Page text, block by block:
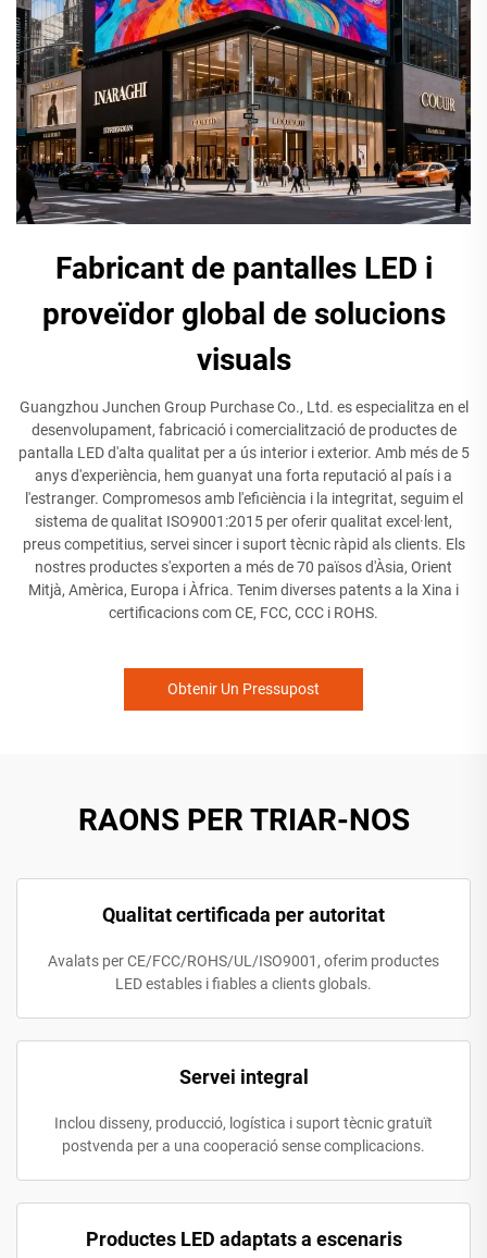
Fabricant de pantalles LED i
proveïdor global de solucions
visuals
Guangzhou Junchen Group Purchase Co., Ltd. es especialitza en el
desenvolupament, fabricació i comercialització de productes de
pantalla LED d'alta qualitat per a ús interior i exterior. Amb més de 5
anys d'experiència, hem guanyat una forta reputació al país i a
l'estranger. Compromesos amb l'eficiència i la integritat, seguim el
sistema de qualitat ISO9001:2015 per oferir qualitat excel·lent,
preus competitius, servei sincer i suport tècnic ràpid als clients. Els
nostres productes s'exporten a més de 70 països d'Àsia, Orient
Mitjà, Amèrica, Europa i Àfrica. Tenim diverses patents a la Xina i
certificacions com CE, FCC, CCC i ROHS.
Obtenir Un Pressupost
RAONS PER TRIAR-NOS
Qualitat certificada per autoritat
Avalats per CE/FCC/ROHS/UL/ISO9001, oferim productes
LED estables i fiables a clients globals.
Servei integral
Inclou disseny, producció, logística i suport tècnic gratuït
postvenda per a una cooperació sense complicacions.
Productes LED adaptats a escenaris